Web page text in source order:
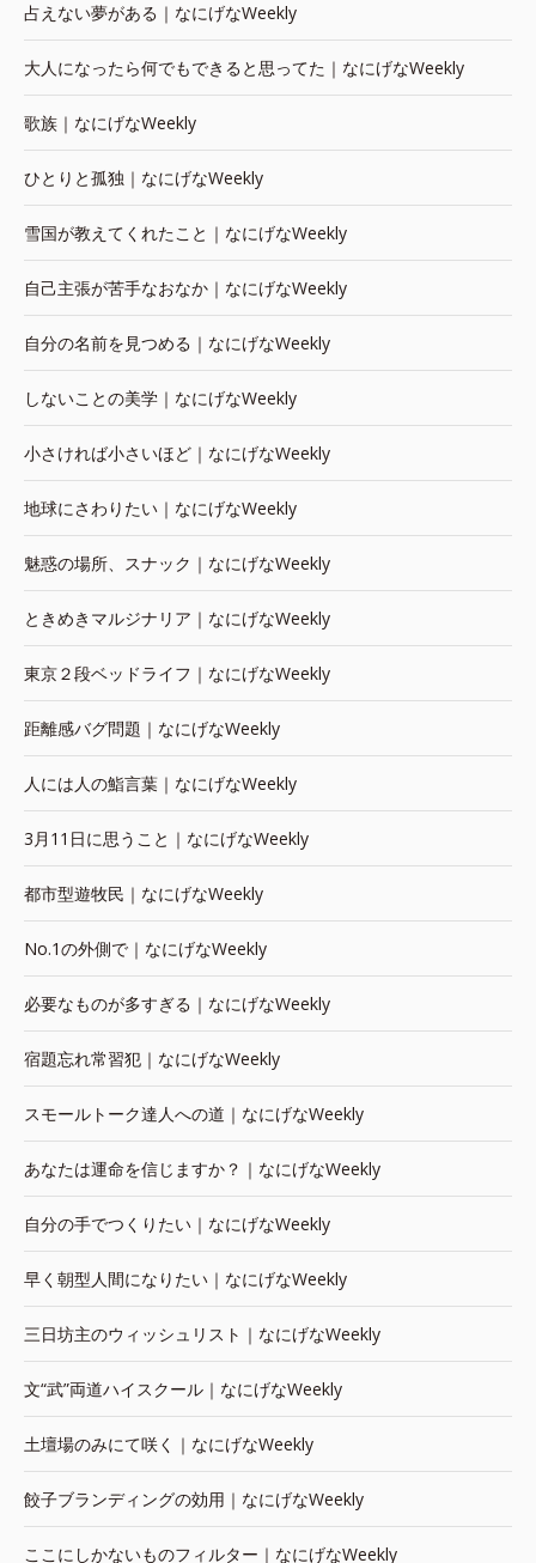
占えない夢がある｜なにげなWeekly
大人になったら何でもできると思ってた｜なにげなWeekly
歌族｜なにげなWeekly
ひとりと孤独｜なにげなWeekly
雪国が教えてくれたこと｜なにげなWeekly
自己主張が苦手なおなか｜なにげなWeekly
自分の名前を見つめる｜なにげなWeekly
しないことの美学｜なにげなWeekly
小さければ小さいほど｜なにげなWeekly
地球にさわりたい｜なにげなWeekly
魅惑の場所、スナック｜なにげなWeekly
ときめきマルジナリア｜なにげなWeekly
東京２段ベッドライフ｜なにげなWeekly
距離感バグ問題｜なにげなWeekly
人には人の鮨言葉｜なにげなWeekly
3月11日に思うこと｜なにげなWeekly
都市型遊牧民｜なにげなWeekly
No.1の外側で｜なにげなWeekly
必要なものが多すぎる｜なにげなWeekly
宿題忘れ常習犯｜なにげなWeekly
スモールトーク達人への道｜なにげなWeekly
あなたは運命を信じますか？｜なにげなWeekly
自分の手でつくりたい｜なにげなWeekly
早く朝型人間になりたい｜なにげなWeekly
三日坊主のウィッシュリスト｜なにげなWeekly
文“武”両道ハイスクール｜なにげなWeekly
土壇場のみにて咲く｜なにげなWeekly
餃子ブランディングの効用｜なにげなWeekly
ここにしかないものフィルター｜なにげなWeekly